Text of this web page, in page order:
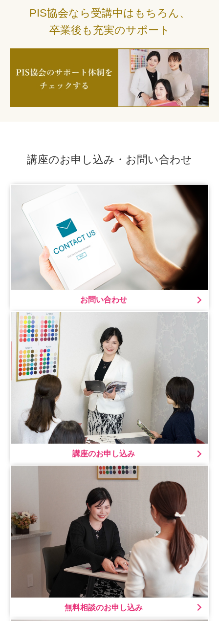
PIS協会なら受講中はもちろん、
卒業後も充実のサポート
講座のお申し込み・お問い合わせ
お問い合わせ
講座のお申し込み
無料相談のお申し込み